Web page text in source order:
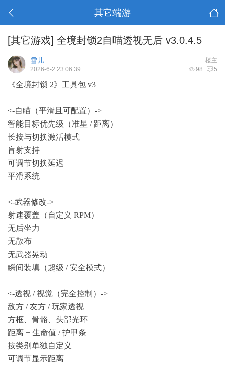
其它端游
[其它游戏] 全境封锁2自喵透视无后 v3.0.4.5
楼主
雪儿
98 5
2026-6-2 23:06:39
《全境封锁 2》工具包 v3
<-自瞄（平滑且可配置）->
智能目标优先级（准星 / 距离）
长按与切换激活模式
盲射支持
可调节切换延迟
平滑系统
<-武器修改->
射速覆盖（自定义 RPM）
无后坐力
无散布
无武器晃动
瞬间装填（超级 / 安全模式）
<-透视 / 视觉（完全控制）->
敌方 / 友方 / 玩家透视
方框、骨骼、头部光环
距离 + 生命值 / 护甲条
按类别单独自定义
可调节显示距离